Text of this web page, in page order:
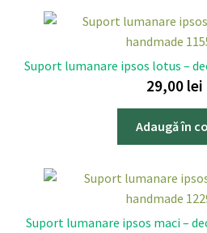
Suport lumanare ipsos lotus –
29,00 lei
Adaugă în
Suport lumanare ipsos maci –